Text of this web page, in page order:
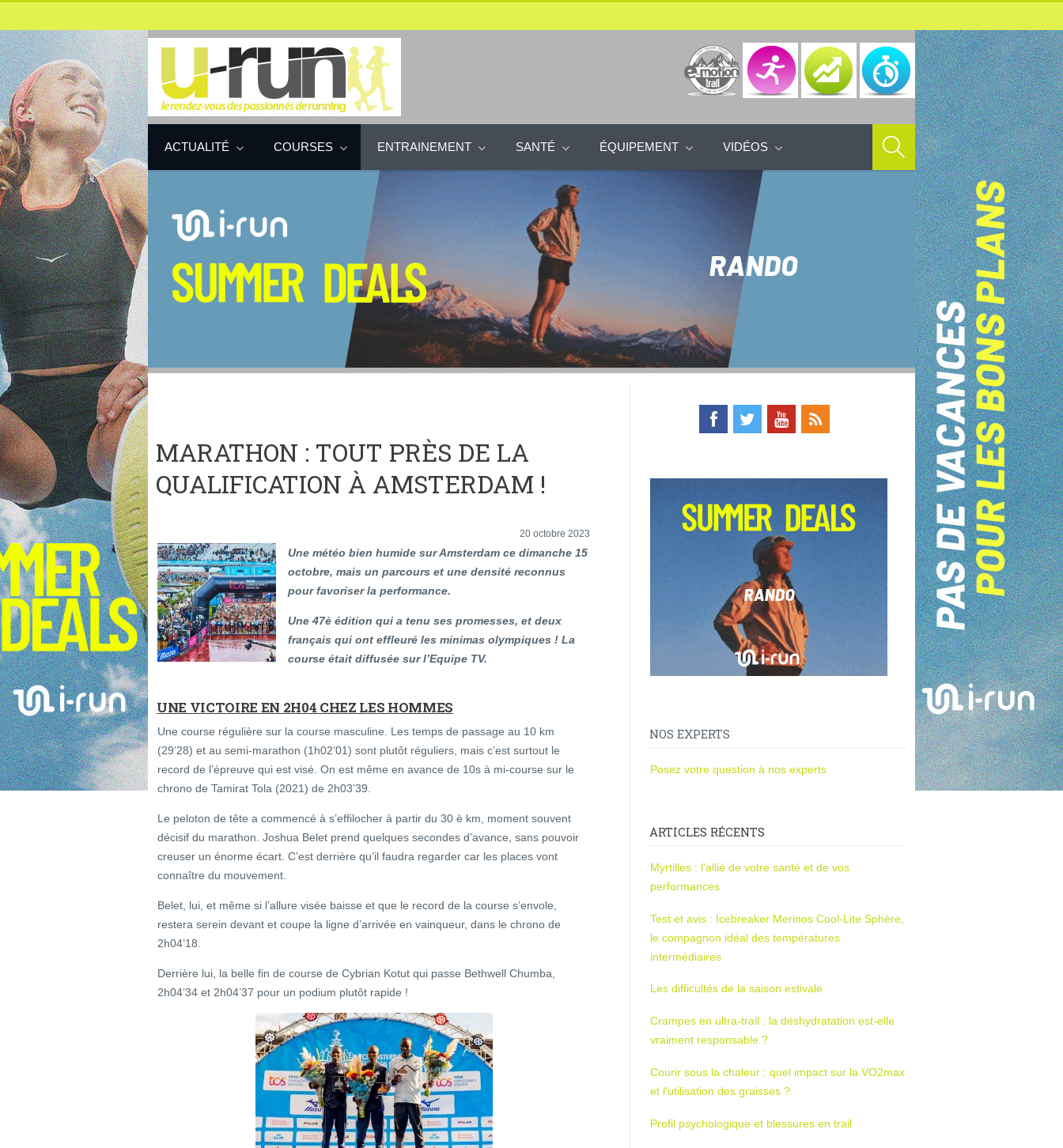
ACTUALITÉ COURSES ENTRAINEMENT SANTÉ ÉQUIPEMENT VIDÉOS
MARATHON : TOUT PRÈS DE LA
QUALIFICATION À AMSTERDAM !
20 octobre 2023
Une météo bien humide sur Amsterdam ce dimanche 15
octobre, mais un parcours et une densité reconnus
pour favoriser la performance.
Une 47è édition qui a tenu ses promesses, et deux
français qui ont effleuré les minimas olympiques ! La
course était diffusée sur l’Equipe TV.
UNE VICTOIRE EN 2H04 CHEZ LES HOMMES
Une course régulière sur la course masculine. Les temps de passage au 10 km
(29’28) et au semi-marathon (1h02’01) sont plutôt réguliers, mais c’est surtout le
record de l’épreuve qui est visé. On est même en avance de 10s à mi-course sur le
chrono de Tamirat Tola (2021) de 2h03’39.
Le peloton de tête a commencé à s’effilocher à partir du 30 è km, moment souvent
décisif du marathon. Joshua Belet prend quelques secondes d’avance, sans pouvoir
creuser un énorme écart. C’est derrière qu’il faudra regarder car les places vont
connaître du mouvement.
Belet, lui, et même si l’allure visée baisse et que le record de la course s’envole,
restera serein devant et coupe la ligne d’arrivée en vainqueur, dans le chrono de
2h04’18.
Derrière lui, la belle fin de course de Cybrian Kotut qui passe Bethwell Chumba,
2h04’34 et 2h04’37 pour un podium plutôt rapide !
NOS EXPERTS
Posez votre question à nos experts
ARTICLES RÉCENTS
Myrtilles : l’allié de votre santé et de vos
performances
Test et avis : Icebreaker Merinos Cool-Lite Sphère,
le compagnon idéal des températures
intermédiaires
Les difficultés de la saison estivale
Crampes en ultra-trail : la déshydratation est-elle
vraiment responsable ?
Courir sous la chaleur : quel impact sur la VO2max
et l’utilisation des graisses ?
Profil psychologique et blessures en trail